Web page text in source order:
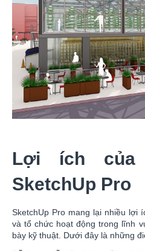
Lợi ích của
SketchUp Pro
SketchUp Pro mang lại nhiều lợi
và tổ chức hoạt động trong lĩnh
bày kỹ thuật. Dưới đây là những